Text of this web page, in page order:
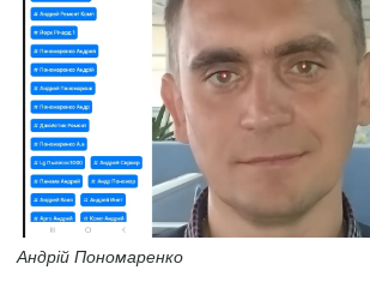
Андрій Пономаренко